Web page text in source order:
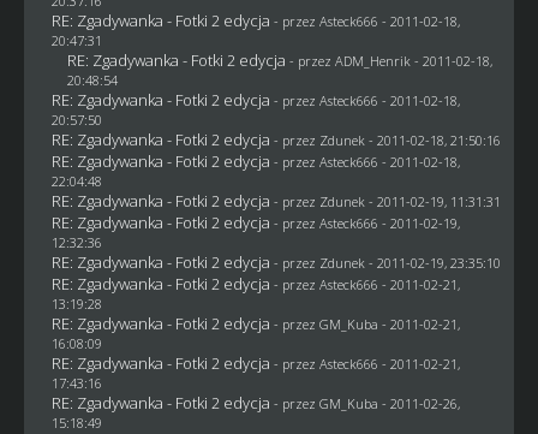
RE: Zgadywanka - Fotki 2 edycja - przez Asteck666 - 2011-02-18,
20:47:31
RE: Zgadywanka - Fotki 2 edycja - przez ADM_Henrik - 2011-02-18,
20:48:54
RE: Zgadywanka - Fotki 2 edycja - przez Asteck666 - 2011-02-18,
20:57:50
RE: Zgadywanka - Fotki 2 edycja - przez Zdunek - 2011-02-18, 21:50:16
RE: Zgadywanka - Fotki 2 edycja - przez Asteck666 - 2011-02-18,
22:04:48
RE: Zgadywanka - Fotki 2 edycja - przez Zdunek - 2011-02-19, 11:31:31
RE: Zgadywanka - Fotki 2 edycja - przez Asteck666 - 2011-02-19,
12:32:36
RE: Zgadywanka - Fotki 2 edycja - przez Zdunek - 2011-02-19, 23:35:10
RE: Zgadywanka - Fotki 2 edycja - przez Asteck666 - 2011-02-21,
13:19:28
RE: Zgadywanka - Fotki 2 edycja - przez GM_Kuba - 2011-02-21,
16:08:09
RE: Zgadywanka - Fotki 2 edycja - przez Asteck666 - 2011-02-21,
17:43:16
RE: Zgadywanka - Fotki 2 edycja - przez GM_Kuba - 2011-02-26,
15:18:49